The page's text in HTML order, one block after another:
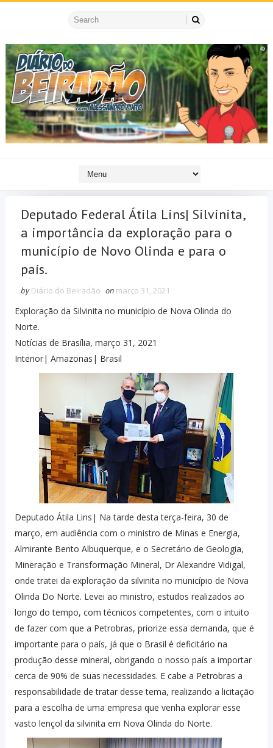
Deputado Federal Átila Lins| Silvinita,
a importância da exploração para o
município de Novo Olinda e para o
país.
by Diário do Beiradão on março 31, 2021
Exploração da Silvinita no município de Nova Olinda do
Norte.
Notícias de Brasília, março 31, 2021
Interior| Amazonas| Brasil
Deputado Átila Lins| Na tarde desta terça-feira, 30 de
março, em audiência com o ministro de Minas e Energia,
Almirante Bento Albuquerque, e o Secretário de Geologia,
Mineração e Transformação Mineral, Dr Alexandre Vidigal,
onde tratei da exploração da silvinita no município de Nova
Olinda Do Norte. Levei ao ministro, estudos realizados ao
longo do tempo, com técnicos competentes, com o intuito
de fazer com que a Petrobras, priorize essa demanda, que é
importante para o país, já que o Brasil é deficitário na
produção desse mineral, obrigando o nosso país a importar
cerca de 90% de suas necessidades. E cabe a Petrobras a
responsabilidade de tratar desse tema, realizando a licitação
para a escolha de uma empresa que venha explorar esse
vasto lençol da silvinita em Nova Olinda do Norte.